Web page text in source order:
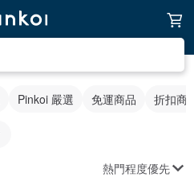
Pinkoi 嚴選 免運商品 折扣商
熱門程度優先